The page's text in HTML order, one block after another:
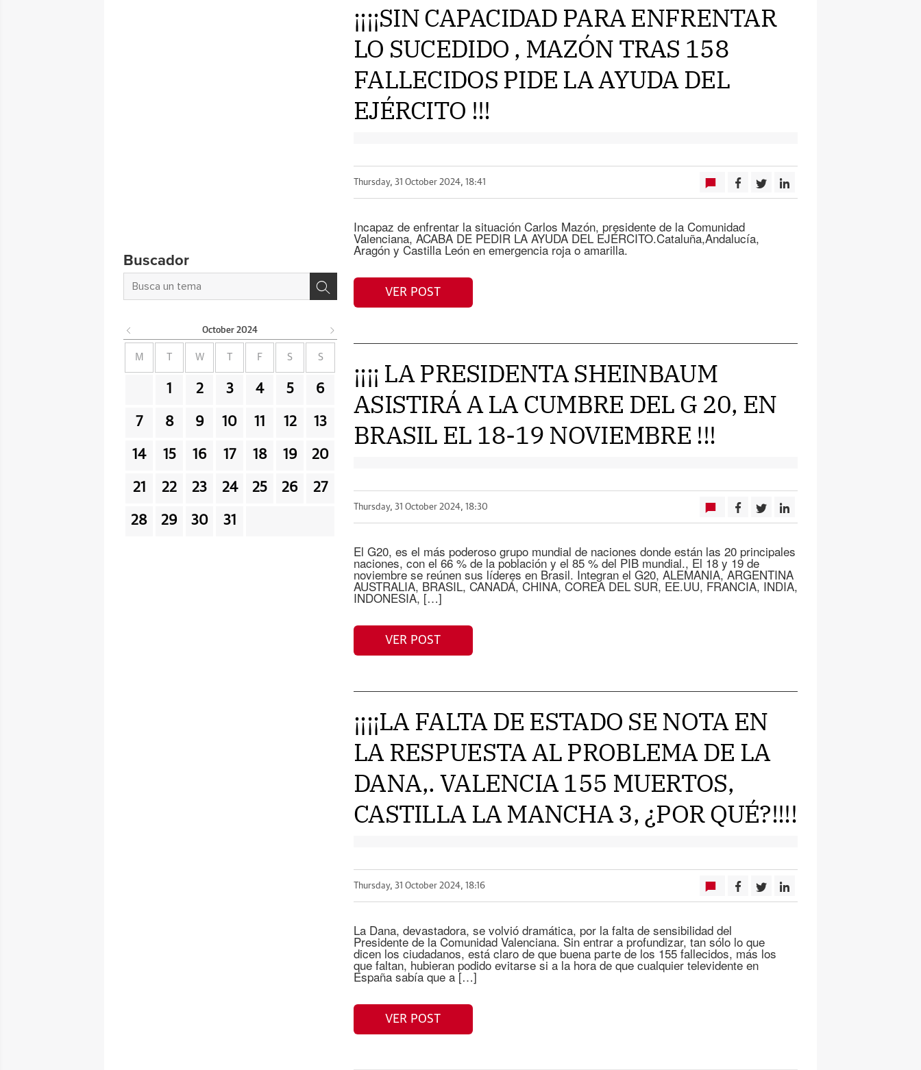
¡¡¡¡SIN CAPACIDAD PARA ENFRENTAR
LO SUCEDIDO , MAZÓN TRAS 158
FALLECIDOS PIDE LA AYUDA DEL
EJÉRCITO !!!
Thursday, 31 October 2024, 18:41
Incapaz de enfrentar la situación Carlos Mazón, presidente de la Comunidad
Valenciana, ACABA DE PEDIR LA AYUDA DEL EJÉRCITO.Cataluña,Andalucía,
Aragón y Castilla León en emergencia roja o amarilla.
VER POST
¡¡¡¡ LA PRESIDENTA SHEINBAUM
ASISTIRÁ A LA CUMBRE DEL G 20, EN
BRASIL EL 18-19 NOVIEMBRE !!!
Thursday, 31 October 2024, 18:30
El G20, es el más poderoso grupo mundial de naciones donde están las 20 principales
naciones, con el 66 % de la población y el 85 % del PIB mundial., El 18 y 19 de
noviembre se reúnen sus líderes en Brasil. Integran el G20, ALEMANIA, ARGENTINA
AUSTRALIA, BRASIL, CANADÁ, CHINA, COREA DEL SUR, EE.UU, FRANCIA, INDIA,
INDONESIA, […]
VER POST
¡¡¡¡LA FALTA DE ESTADO SE NOTA EN
LA RESPUESTA AL PROBLEMA DE LA
DANA,. VALENCIA 155 MUERTOS,
CASTILLA LA MANCHA 3, ¿POR QUÉ?!!!!
Thursday, 31 October 2024, 18:16
La Dana, devastadora, se volvió dramática, por la falta de sensibilidad del
Presidente de la Comunidad Valenciana. Sin entrar a profundizar, tan sólo lo que
dicen los ciudadanos, está claro de que buena parte de los 155 fallecidos, más los
que faltan, hubieran podido evitarse si a la hora de que cualquier televidente en
España sabía que a […]
VER POST
Buscador
October 2024
M W F S S
1 2 3 4 5 6
7 8 9 10 11 12 13
14 15 16 17 18 19 20
21 22 23 24 25 26 27
28 29 30 31